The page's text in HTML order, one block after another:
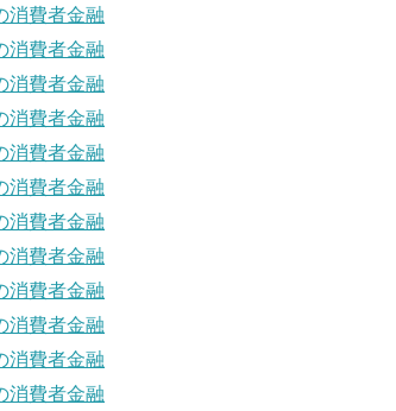
消費者金融
消費者金融
消費者金融
消費者金融
消費者金融
消費者金融
消費者金融
消費者金融
消費者金融
消費者金融
消費者金融
消費者金融